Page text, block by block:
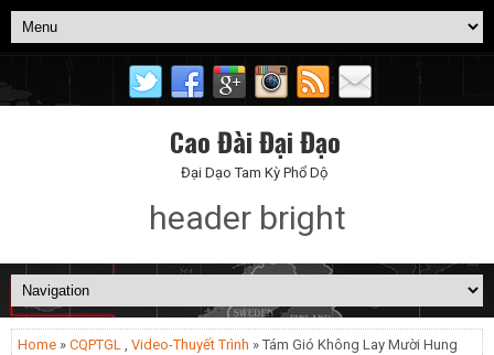
Cao Đài Đại Đạo
Đại Dạo Tam Kỳ Phổ Dộ
header bright
Home » CQPTGL , Video-Thuyết Trình » Tám Gió Không Lay Mười Hung